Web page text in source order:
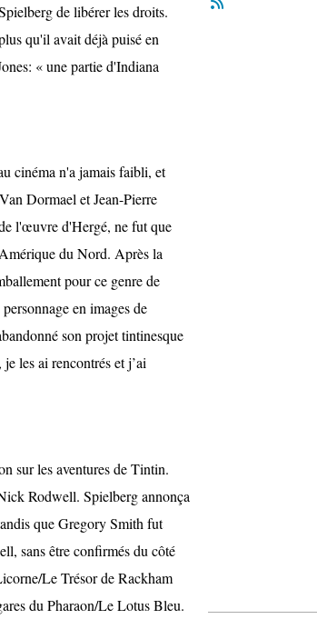
de libérer les droits.
qu'il avait déjà puisé en
« une partie d'Indiana
cinéma n'a jamais faibli, et
Dormael et Jean-Pierre
l'œuvre d'Hergé, ne fut que
du Nord. Après la
pour ce genre de
en images de
son projet tintinesque
les ai rencontrés et j’ai
sur les aventures de Tintin.
Rodwell. Spielberg annonça
que Gregory Smith fut
sans être confirmés du côté
Le Trésor de Rackham
du Pharaon/Le Lotus Bleu.